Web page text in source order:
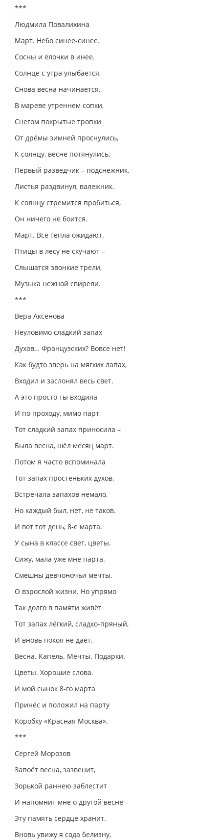
***
Людмила Повалихина
Март. Небо синее-синее.
Сосны и ёлочки в инее.
Солнце с утра улыбается,
Снова весна начинается.
В мареве утреннем сопки,
Снегом покрытые тропки
От дрёмы зимней проснулись,
К солнцу, весне потянулись.
Первый разведчик – подснежник,
Листья раздвинул, валежник.
К солнцу стремится пробиться,
Он ничего не боится.
Март. Все тепла ожидают.
Птицы в лесу не скучают –
Слышатся звонкие трели,
Музыка нежной свирели.
***
Вера Аксёнова
Неуловимо сладкий запах
Духов… Французских? Вовсе нет!
Как будто зверь на мягких лапах,
Входил и заслонял весь свет.
А это просто ты входила
И по проходу, мимо парт,
Тот сладкий запах приносила –
Была весна, шёл месяц март.
Потом я часто вспоминала
Тот запах простеньких духов.
Встречала запахов немало,
Но каждый был, нет, не таков.
И вот тот день, 8-е марта.
У сына в классе свет, цветы.
Сижу, мала уже мне парта.
Смешны девчоночьи мечты.
О взрослой жизни. Но упрямо
Так долго в памяти живёт
Тот запах лёгкий, сладко-пряный,
И вновь покоя не даёт.
Весна. Капель. Мечты. Подарки.
Цветы. Хорошие слова.
И мой сынок 8-го марта
Принёс и положил на парту
Коробку «Красная Москва».
***
Сергей Морозов
Запоёт весна, зазвенит,
Зорькой раннею заблестит
И напомнит мне о другой весне –
Эту память сердце хранит.
Вновь увижу я сада белизну,